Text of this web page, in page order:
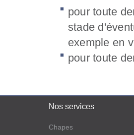
pour toute
stade
exemple en
pour toute
Nos services
Chapes